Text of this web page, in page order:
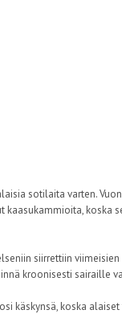
sotilaita varten.
koska
siirrettiin viimeisien
kroonisesti sairaille
käskynsä, koska